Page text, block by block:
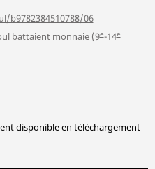
b9782384510788/06
battaient monnaie (9e-14e
disponible en téléchargement